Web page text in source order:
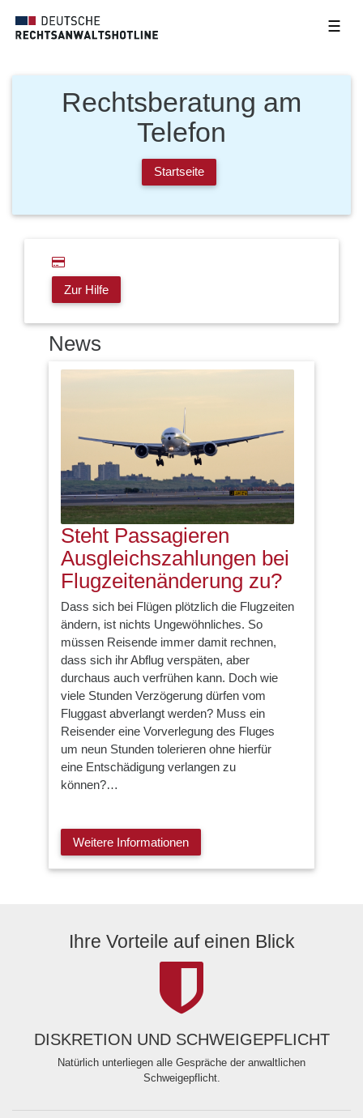
☰
Rechtsberatung am
Telefon
Startseite
Zur Hilfe
News
Steht Passagieren
Ausgleichszahlungen bei
Flugzeitenänderung zu?
Dass sich bei Flügen plötzlich die Flugzeiten
ändern, ist nichts Ungewöhnliches. So
müssen Reisende immer damit rechnen,
dass sich ihr Abflug verspäten, aber
durchaus auch verfrühen kann. Doch wie
viele Stunden Verzögerung dürfen vom
Fluggast abverlangt werden? Muss ein
Reisender eine Vorverlegung des Fluges
um neun Stunden tolerieren ohne hierfür
eine Entschädigung verlangen zu
können?…
Weitere Informationen
Ihre Vorteile auf einen Blick
DISKRETION UND SCHWEIGEPFLICHT
Natürlich unterliegen alle Gespräche der anwaltlichen
Schweigepflicht.